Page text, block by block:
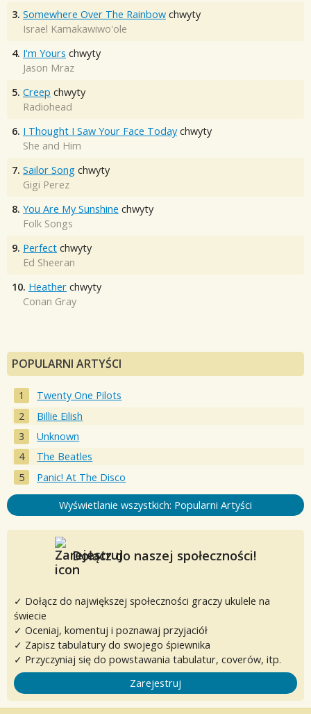
3. Somewhere Over The Rainbow chwyty
Israel Kamakawiwo'ole
4. I'm Yours chwyty
Jason Mraz
5. Creep chwyty
Radiohead
6. I Thought I Saw Your Face Today chwyty
She and Him
7. Sailor Song chwyty
Gigi Perez
8. You Are My Sunshine chwyty
Folk Songs
9. Perfect chwyty
Ed Sheeran
10. Heather chwyty
Conan Gray
POPULARNI ARTYŚCI
Twenty One Pilots
Billie Eilish
Unknown
The Beatles
Panic! At The Disco
Wyświetlanie wszystkich: Popularni Artyści
Dołącz do naszej społeczności!
✓ Dołącz do największej społeczności graczy ukulele na
świecie
✓ Oceniaj, komentuj i poznawaj przyjaciół
✓ Zapisz tabulatury do swojego śpiewnika
✓ Przyczyniaj się do powstawania tabulatur, coverów, itp.
Zarejestruj